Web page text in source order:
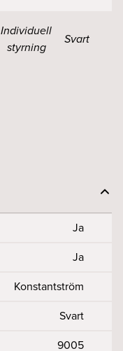
Individuell
styrning
Svart
Ja
Ja
Konstantström
Svart
9005